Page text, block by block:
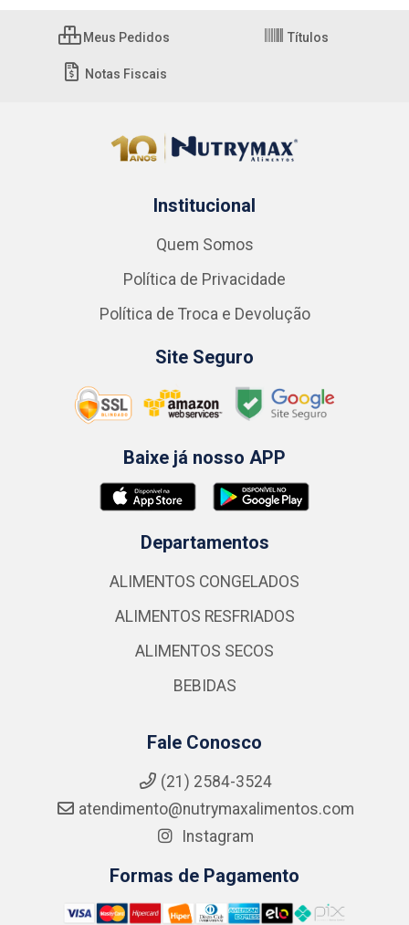
Meus Pedidos Títulos
Notas Fiscais
Institucional
Quem Somos
Política de Privacidade
Política de Troca e Devolução
Site Seguro
Baixe já nosso APP
Departamentos
ALIMENTOS CONGELADOS
ALIMENTOS RESFRIADOS
ALIMENTOS SECOS
BEBIDAS
Fale Conosco
(21) 2584-3524
atendimento@nutrymaxalimentos.com
Instagram
Formas de Pagamento